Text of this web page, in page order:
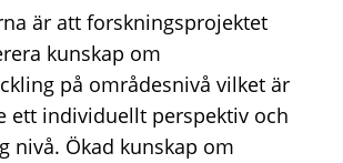
är att forskningsprojektet
kunskap om
på områdesnivå vilket är
ett individuellt perspektiv och
nivå. Ökad kunskap om